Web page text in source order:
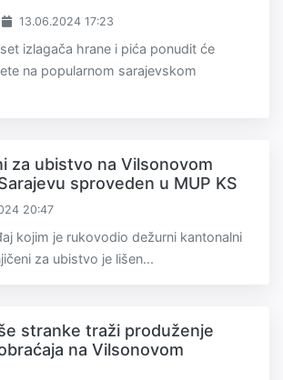
13.06.2024 17:23
izlagača hrane i pića ponudit će
na popularnom sarajevskom
za ubistvo na Vilsonovom
sproveden u MUP KS
20:47
kojim je rukovodio dežurni kantonalni
za ubistvo je lišen...
stranke traži produženje
na Vilsonovom